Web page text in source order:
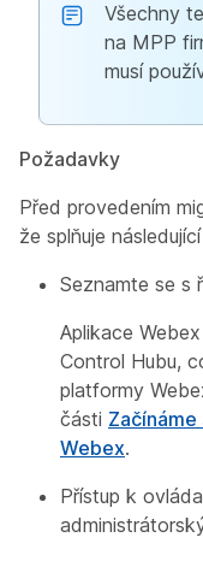
Všechny
na MPP
musí
Požadavky
Před provedením
že splňuje
Seznamte se s
Aplikace
Control Hubu,
platformy
části
Webex.
Přístup k